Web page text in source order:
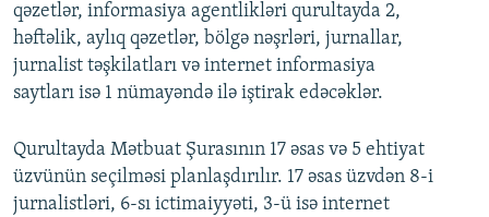
qəzetlər, informasiya agentlikləri qurultayda 2,
həftəlik, aylıq qəzetlər, bölgə nəşrləri, jurnallar,
jurnalist təşkilatları və internet informasiya
saytları isə 1 nümayəndə ilə iştirak edəcəklər.
Qurultayda Mətbuat Şurasının 17 əsas və 5 ehtiyat
üzvünün seçilməsi planlaşdırılır. 17 əsas üzvdən 8-i
jurnalistləri, 6-sı ictimaiyyəti, 3-ü isə internet